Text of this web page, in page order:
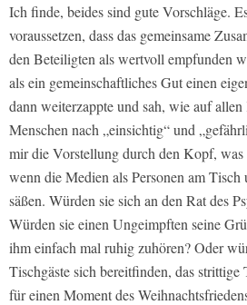
Ich finde, beides sind gute Vorschläge.
voraussetzen, dass das gemeinsame
den Beteiligten als wertvoll empfunden
als ein gemeinschaftliches Gut einen
dann weiterzappte und sah, wie auf
Menschen nach „einsichtig“ und
mir die Vorstellung durch den Kopf, was
wenn die Medien als Personen am Tisch
säßen. Würden sie sich an den Rat des
Würden sie einen Ungeimpften seine
ihm einfach mal ruhig zuhören? Oder
Tischgäste sich bereitfinden, das strittige
für einen Moment des